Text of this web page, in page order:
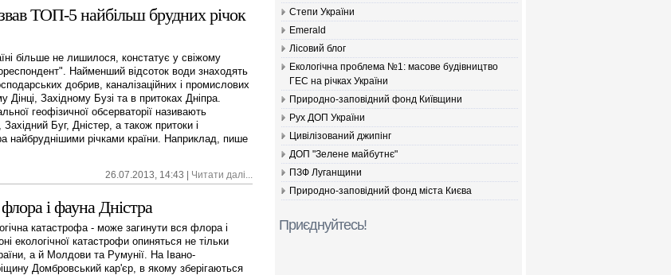
ТОП-5 найбільш брудних річок
більше не лишилося, констатує у свіжому
Найменший відсоток води знаходять
добрив, каналізаційних і промислових
Дінці, Західному Бузі та в притоках Дніпра.
геофізичної обсерваторії називають
Буг, Дністер, а також притоки і
найбруднішими річками країни. Наприклад, пише
26.07.2013, 14:43 | Читати далі...
і фауна Дністра
катастрофа - може загинути вся флора і
екологічної катастрофи опиняться не тільки
а й Молдови та Румунії. На Івано-
Домбровський кар'єр, в якому зберігаються
Cтепи України
Emerald
Лісовий блог
Екологічна проблема №1: масове будівництво
ГЕС на річках України
Природно-заповідний фонд Київщини
Рух ДОП України
Цивілізований джипінг
ДОП "Зелене майбутнє"
ПЗФ Луганщини
Природно-заповідний фонд міста Києва
Приєднуйтесь!